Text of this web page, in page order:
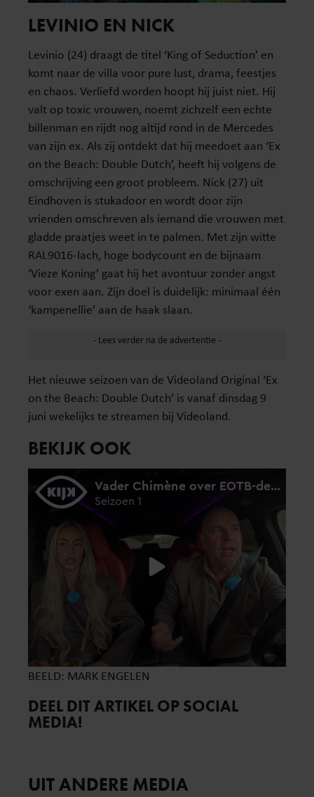
LEVINIO EN NICK
Levinio (24) draagt de titel ‘King of Seduction’ en
komt naar de villa voor pure lust, drama, feestjes
en chaos. Verliefd worden hoopt hij juist niet. Hij
valt op toxic vrouwen, noemt zichzelf een echte
billenman en rijdt nog altijd rond in de Mercedes
van zijn ex. Als zij ontdekt dat hij meedoet aan ‘Ex
on the Beach: Double Dutch’, heeft hij volgens de
omschrijving een groot probleem. Nick (27) uit
Eindhoven is stukadoor en wordt door zijn
vrienden omschreven als iemand die vrouwen met
gladde praatjes weet in te palmen. Met zijn witte
RAL9016-lach, hoge bodycount en de bijnaam
‘Vieze Koning’ gaat hij het avontuur zonder angst
voor exen aan. Zijn doel is duidelijk: minimaal één
‘kampenellie’ aan de haak slaan.
Het nieuwe seizoen van de Videoland Original ‘Ex
on the Beach: Double Dutch’ is vanaf dinsdag 9
juni wekelijks te streamen bij Videoland.
BEKIJK OOK
BEELD: MARK ENGELEN
DEEL DIT ARTIKEL OP SOCIAL
MEDIA!
UIT ANDERE MEDIA